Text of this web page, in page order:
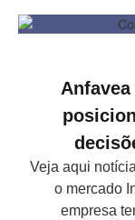
Veja aqui
o mercado
empresa